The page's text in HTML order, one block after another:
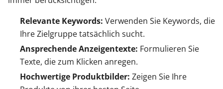
Relevante Keywords: Verwenden Sie Keywords, die
Ihre Zielgruppe tatsächlich sucht.
Ansprechende Anzeigentexte: Formulieren Sie
Texte, die zum Klicken anregen.
Hochwertige Produktbilder: Zeigen Sie Ihre